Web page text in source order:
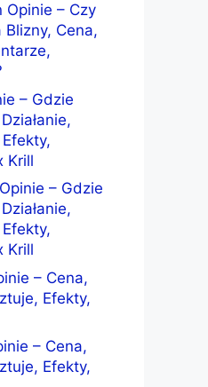
Opinie – Czy
Cena,
– Gdzie
Krill
– Gdzie
Krill
– Cena,
Efekty,
– Cena,
Efekty,